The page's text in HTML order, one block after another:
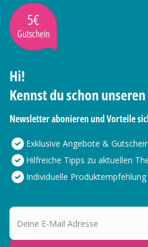
5€
Gutschein
Hi!
Kennst du schon
Newsletter abonieren und Vorteile
Exklusive Angebote &
Hilfreiche Tipps zu aktuellen
Individuelle Produktempfehlung
Deine E-Mail Adresse